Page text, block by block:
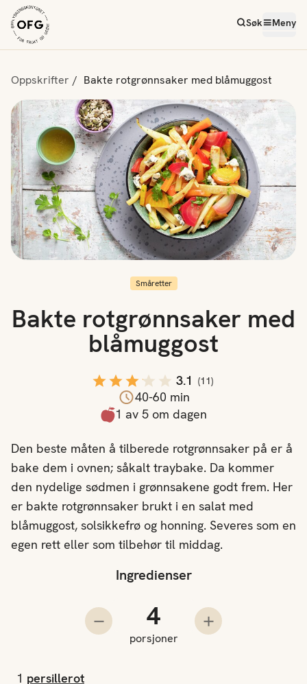
Søk Meny
Oppskrifter Bakte rotgrønnsaker med blåmuggost
Ingredienser
Trekk fra en porsjon
Antall porsjoner
porsjoner
Legg til en
1 persillerot
Småretter
Bakte rotgrønnsaker med
blåmuggost
3.1 (11)
40-60 min
1 av 5 om dagen
Den beste måten å tilberede rotgrønnsaker på er å
bake dem i ovnen; såkalt traybake. Da kommer
den nydelige sødmen i grønnsakene godt frem. Her
er bakte rotgrønnsaker brukt i en salat med
blåmuggost, solsikkefrø og honning. Severes som en
egen rett eller som tilbehør til middag.